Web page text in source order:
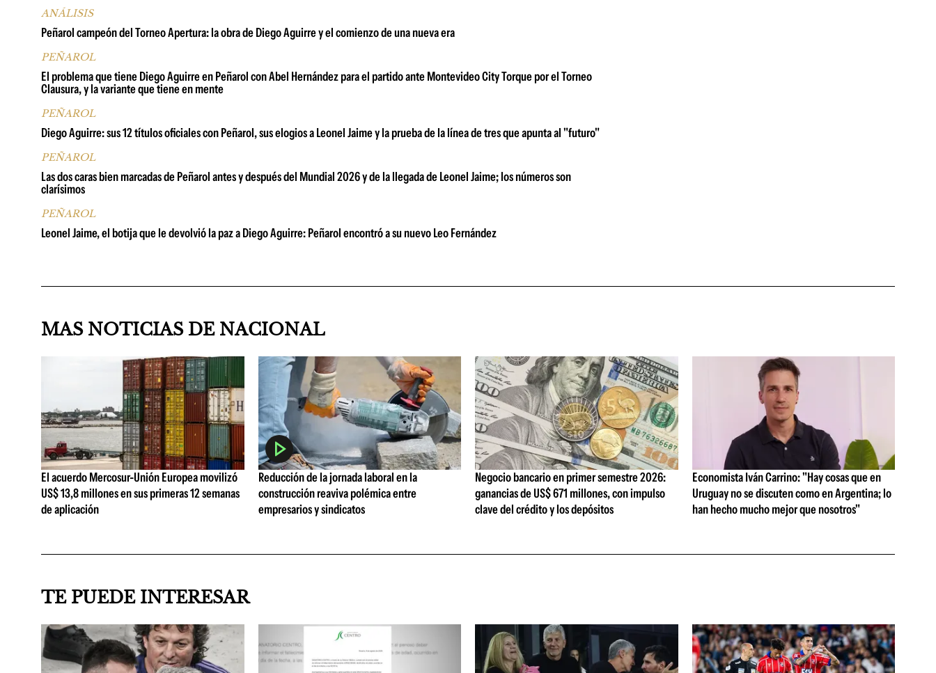
ANÁLISIS
Peñarol campeón del Torneo Apertura: la obra de Diego Aguirre y el comienzo de una nueva era
PEÑAROL
El problema que tiene Diego Aguirre en Peñarol con Abel Hernández para el partido ante Montevideo City Torque por el Torneo
Clausura, y la variante que tiene en mente
PEÑAROL
Diego Aguirre: sus 12 títulos oficiales con Peñarol, sus elogios a Leonel Jaime y la prueba de la línea de tres que apunta al "futuro"
PEÑAROL
Las dos caras bien marcadas de Peñarol antes y después del Mundial 2026 y de la llegada de Leonel Jaime; los números son
clarísimos
PEÑAROL
Leonel Jaime, el botija que le devolvió la paz a Diego Aguirre: Peñarol encontró a su nuevo Leo Fernández
MAS NOTICIAS DE NACIONAL
El acuerdo Mercosur-Unión Europea movilizó
US$ 13,8 millones en sus primeras 12 semanas
de aplicación
Reducción de la jornada laboral en la
construcción reaviva polémica entre
empresarios y sindicatos
Negocio bancario en primer semestre 2026:
ganancias de US$ 671 millones, con impulso
clave del crédito y los depósitos
Economista Iván Carrino: "Hay cosas que en
Uruguay no se discuten como en Argentina; lo
han hecho mucho mejor que nosotros"
TE PUEDE INTERESAR